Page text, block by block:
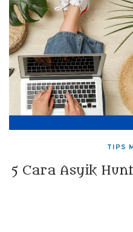
TIPS
5 Cara Asyik